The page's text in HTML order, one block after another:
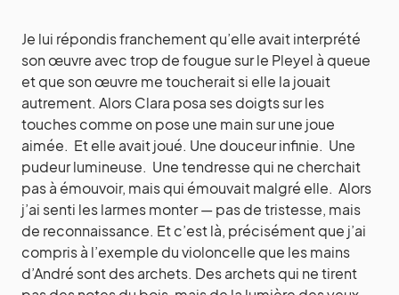
Je lui répondis franchement qu’elle avait interprété
son œuvre avec trop de fougue sur le Pleyel à queue
et que son œuvre me toucherait si elle la jouait
autrement. Alors Clara posa ses doigts sur les
touches comme on pose une main sur une joue
aimée. Et elle avait joué. Une douceur infinie. Une
pudeur lumineuse. Une tendresse qui ne cherchait
pas à émouvoir, mais qui émouvait malgré elle. Alors
j’ai senti les larmes monter — pas de tristesse, mais
de reconnaissance. Et c’est là, précisément que j’ai
compris à l’exemple du violoncelle que les mains
d’André sont des archets. Des archets qui ne tirent